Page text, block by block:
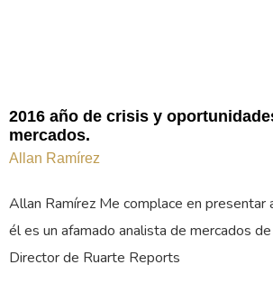
2016 año de crisis y
mercados.
Allan Ramírez
Allan Ramírez Me complace en presentar
él es un afamado analista de mercados
Director de Ruarte Reports